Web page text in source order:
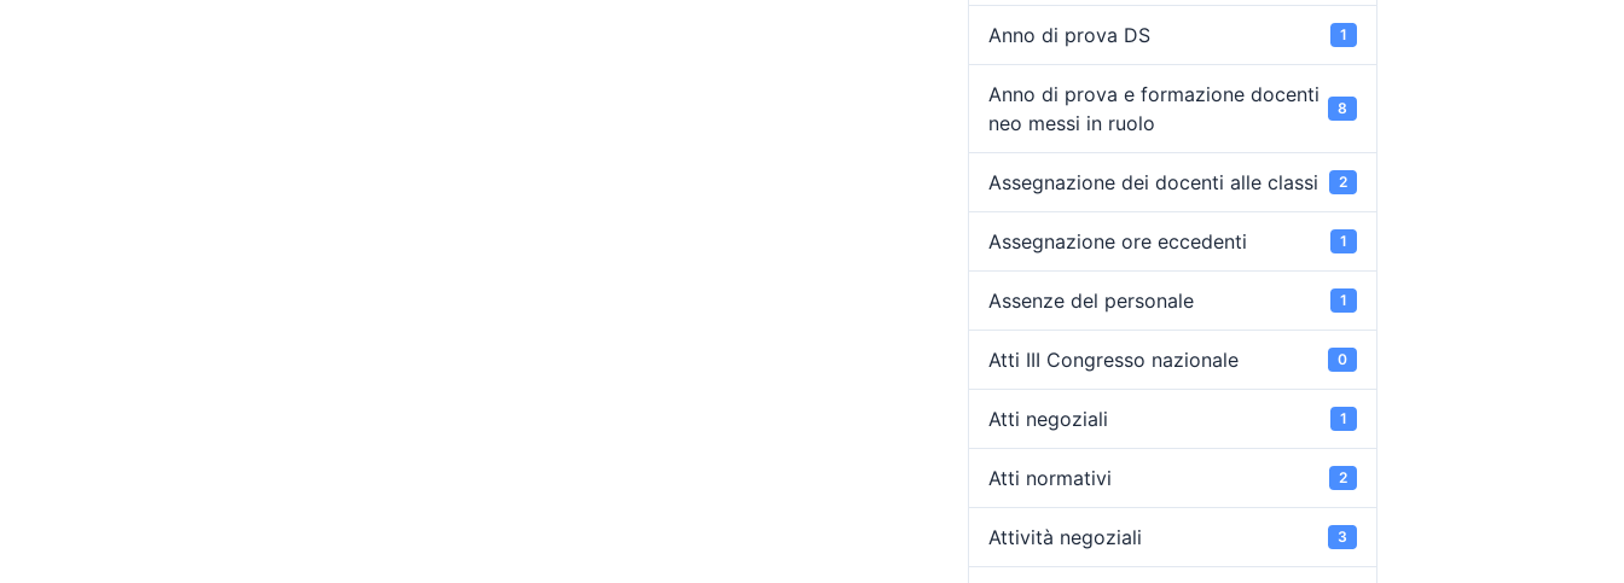
Anno di prova DS 1
Anno di prova e formazione docenti
neo messi in ruolo
8
Assegnazione dei docenti alle classi 2
Assegnazione ore eccedenti 1
Assenze del personale 1
Atti III Congresso nazionale 0
Atti negoziali 1
Atti normativi 2
Attività negoziali 3